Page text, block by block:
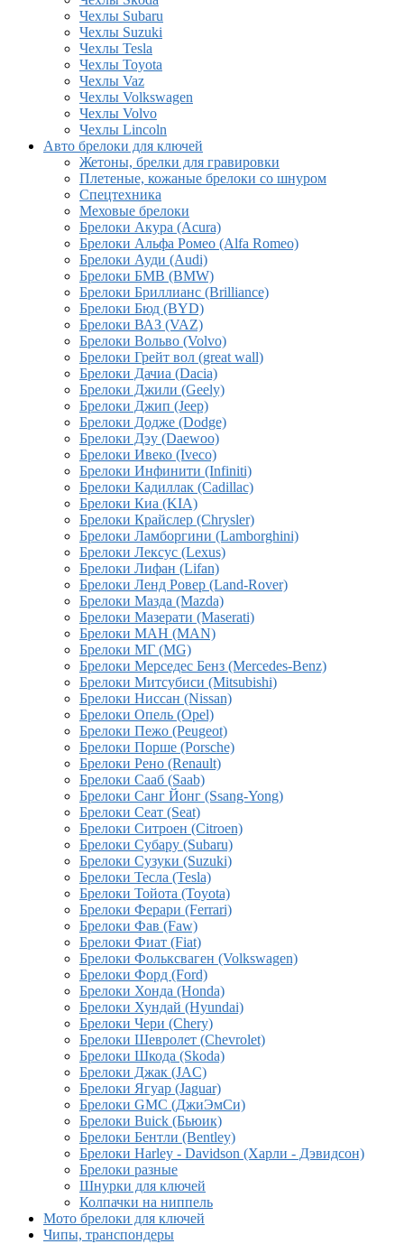
Чехлы Subaru
Чехлы Suzuki
Чехлы Tesla
Чехлы Toyota
Чехлы Vaz
Чехлы Volkswagen
Чехлы Volvo
Чехлы Lincoln
Авто брелоки для ключей
Жетоны, брелки для гравировки
Плетеные, кожаные брелоки со шнуром
Спецтехника
Меховые брелоки
Брелоки Акура (Acura)
Брелоки Альфа Ромео (Alfa Romeo)
Брелоки Ауди (Audi)
Брелоки БМВ (BMW)
Брелоки Бриллианс (Brilliance)
Брелоки Бюд (BYD)
Брелоки ВАЗ (VAZ)
Брелоки Вольво (Volvo)
Брелоки Грейт вол (great wall)
Брелоки Дачиа (Dacia)
Брелоки Джили (Geely)
Брелоки Джип (Jeep)
Брелоки Додже (Dodge)
Брелоки Дэу (Daewoo)
Брелоки Ивеко (Iveco)
Брелоки Инфинити (Infiniti)
Брелоки Кадиллак (Cadillac)
Брелоки Киа (KIA)
Брелоки Крайслер (Chrysler)
Брелоки Ламборгини (Lamborghini)
Брелоки Лексус (Lexus)
Брелоки Лифан (Lifan)
Брелоки Ленд Ровер (Land-Rover)
Брелоки Мазда (Mazda)
Брелоки Мазерати (Maserati)
Брелоки МАН (MAN)
Брелоки МГ (MG)
Брелоки Мерседес Бенз (Mercedes-Benz)
Брелоки Митсубиси (Mitsubishi)
Брелоки Ниссан (Nissan)
Брелоки Опель (Opel)
Брелоки Пежо (Peugeot)
Брелоки Порше (Porsche)
Брелоки Рено (Renault)
Брелоки Сааб (Saab)
Брелоки Санг Йонг (Ssang-Yong)
Брелоки Сеат (Seat)
Брелоки Ситроен (Citroen)
Брелоки Субару (Subaru)
Брелоки Сузуки (Suzuki)
Брелоки Тесла (Tesla)
Брелоки Тойота (Toyota)
Брелоки Ферари (Ferrari)
Брелоки Фав (Faw)
Брелоки Фиат (Fiat)
Брелоки Фольксваген (Volkswagen)
Брелоки Форд (Ford)
Брелоки Хонда (Honda)
Брелоки Хундай (Hyundai)
Брелоки Чери (Chery)
Брелоки Шевролет (Chevrolet)
Брелоки Шкода (Skoda)
Брелоки Джак (JAC)
Брелоки Ягуар (Jaguar)
Брелоки GMC (ДжиЭмСи)
Брелоки Buick (Бьюик)
Брелоки Бентли (Bentley)
Брелоки Harley - Davidson (Харли - Дэвидсон)
Брелоки разные
Шнурки для ключей
Колпачки на ниппель
Мото брелоки для ключей
Чипы, транспондеры